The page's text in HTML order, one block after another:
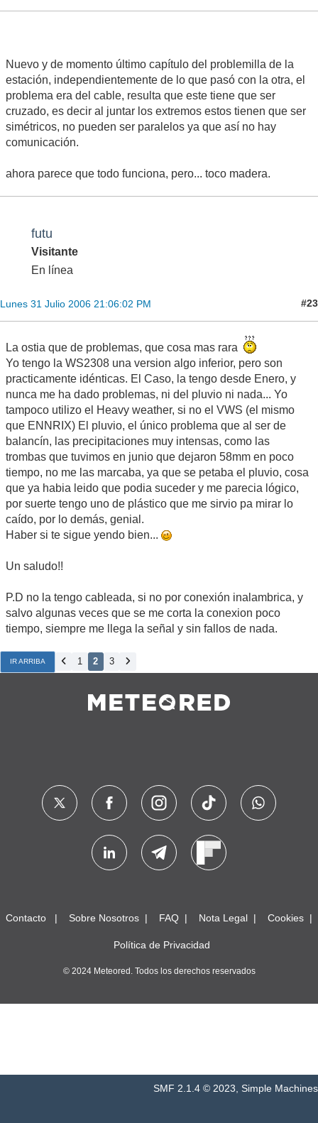
Nuevo y de momento último capítulo del problemilla de la
estación, independientemente de lo que pasó con la otra, el
problema era del cable, resulta que este tiene que ser
cruzado, es decir al juntar los extremos estos tienen que ser
simétricos, no pueden ser paralelos ya que así no hay
comunicación.
ahora parece que todo funciona, pero... toco madera.
futu
Visitante
En línea
Lunes 31 Julio 2006 21:06:02 PM #23
La ostia que de problemas, que cosa mas rara
Yo tengo la WS2308 una version algo inferior, pero son
practicamente idénticas. El Caso, la tengo desde Enero, y
nunca me ha dado problemas, ni del pluvio ni nada... Yo
tampoco utilizo el Heavy weather, si no el VWS (el mismo
que ENNRIX) El pluvio, el único problema que al ser de
balancín, las precipitaciones muy intensas, como las
trombas que tuvimos en junio que dejaron 58mm en poco
tiempo, no me las marcaba, ya que se petaba el pluvio, cosa
que ya habia leido que podia suceder y me parecia lógico,
por suerte tengo uno de plástico que me sirvio pa mirar lo
caído, por lo demás, genial.
Haber si te sigue yendo bien...
Un saludo!!
P.D no la tengo cableada, si no por conexión inalambrica, y
salvo algunas veces que se me corta la conexion poco
tiempo, siempre me llega la señal y sin fallos de nada.
IR ARRIBA 1 2 3
Contacto Sobre Nosotros FAQ Nota Legal Cookies
Política de Privacidad
© 2024 Meteored. Todos los derechos reservados
SMF 2.1.4 © 2023, Simple Machines